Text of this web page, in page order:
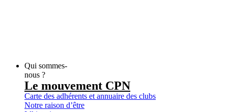
Qui sommes-
nous ?
Le mouvement CPN
Carte des adhérents et annuaire des clubs
Notre raison d’être